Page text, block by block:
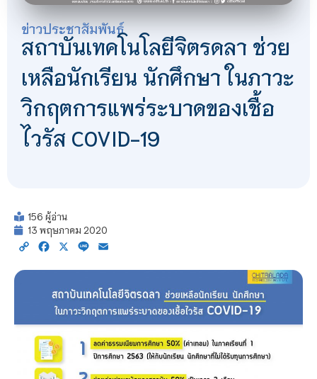
ข่าวประชาสัมพันธ์
สถาบันเทคโนโลยีจิตรดลา ช่วย
เหลือนักเรียน นักศึกษา ในภาวะ
วิกฤตการแพร่ระบาดของเชื้อ
ไวรัส COVID-19
156 ผู้อ่าน
13 พฤษภาคม 2020
Copy Facebook
X Line